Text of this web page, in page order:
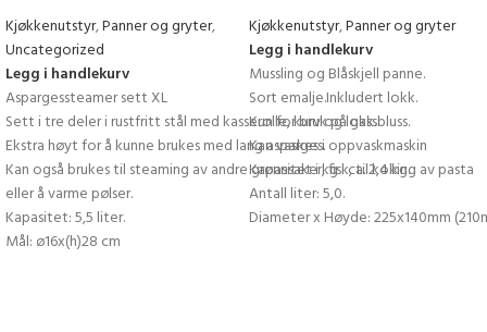
Kjøkkenutstyr,Panner og gryter,
Uncategorized
Legg i handlekurv
Aspargessteamer sett XL
Sett i tre deler i rustfritt stål med kasserolle, kurv og lokk.
Ekstra høyt for å kunne brukes med lang asparges.
Kan også brukes til steaming av andre grønnsaker, fisk, til koking av pasta
eller å varme pølser.
Kapasitet: 5,5 liter.
Mål: ø16x(h)28 cm
Kjøkkenutstyr,Panner og gryter
Legg i handlekurv
Mussling og Blåskjell panne.
Sort emalje.Inkludert lokk.
Kun for bruk på gassbluss.
Kan vaskes i oppvaskmaskin
Kapasitet i kg : ca. 2,4 kg.
Antall liter: 5,0.
Diameter x Høyde: 225x140mm